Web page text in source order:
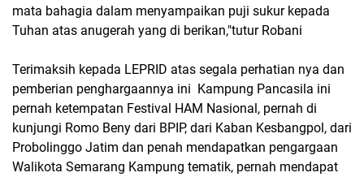
mata bahagia dalam menyampaikan puji sukur kepada
Tuhan atas anugerah yang di berikan,"tutur Robani
Terimaksih kepada LEPRID atas segala perhatian nya dan
pemberian penghargaannya ini Kampung Pancasila ini
pernah ketempatan Festival HAM Nasional, pernah di
kunjungi Romo Beny dari BPIP, dari Kaban Kesbangpol, dari
Probolinggo Jatim dan penah mendapatkan pengargaan
Walikota Semarang Kampung tematik, pernah mendapat